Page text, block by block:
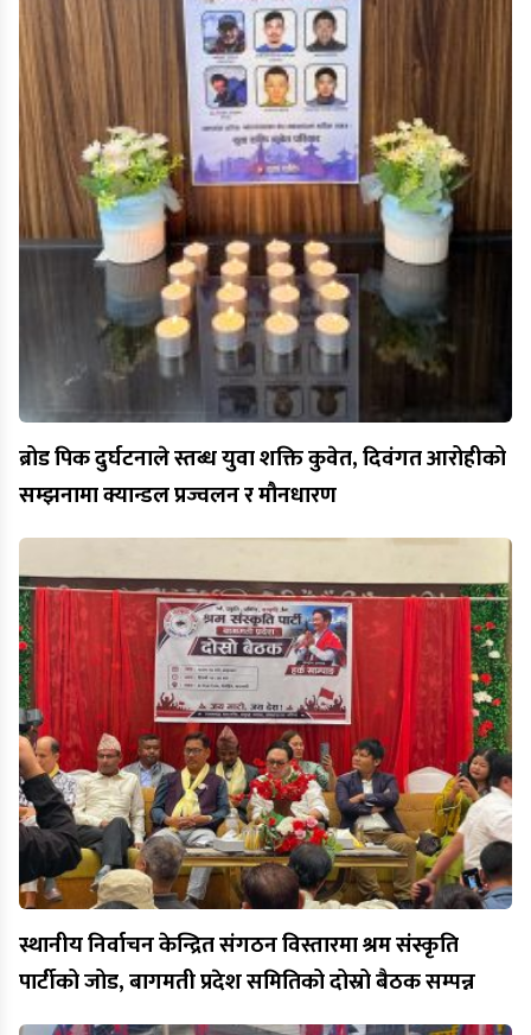
ब्रोड पिक दुर्घटनाले स्तब्ध युवा शक्ति कुवेत, दिवंगत आरोहीको
सम्झनामा क्यान्डल प्रज्वलन र मौनधारण
स्थानीय निर्वाचन केन्द्रित संगठन विस्तारमा श्रम संस्कृति
पार्टीको जोड, बागमती प्रदेश समितिको दोस्रो बैठक सम्पन्न